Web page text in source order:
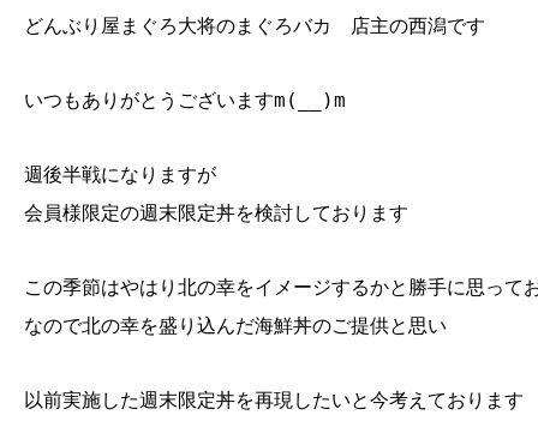
どんぶり屋まぐろ大将のまぐろバカ 店主の西潟です
いつもありがとうございますm(__)m
週後半戦になりますが
会員様限定の週末限定丼を検討しております
この季節はやはり北の幸をイメージするかと勝手に思って
なので北の幸を盛り込んだ海鮮丼のご提供と思い
以前実施した週末限定丼を再現したいと今考えております